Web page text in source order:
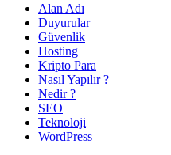
Alan Adı
Duyurular
Güvenlik
Hosting
Kripto Para
Nasıl Yapılır ?
Nedir ?
SEO
Teknoloji
WordPress